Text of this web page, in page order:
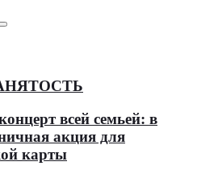
всей семьей: в
акция для
карты